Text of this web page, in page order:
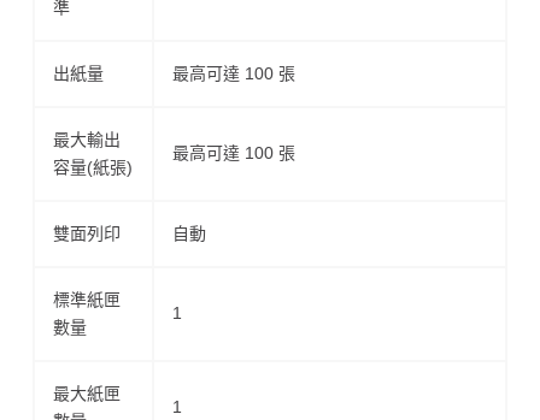
準
出紙量 最高可達 100 張
最大輸出
容量(紙張)
最高可達 100 張
雙面列印 自動
標準紙匣
數量
1
最大紙匣
1